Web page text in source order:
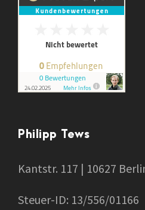
Philipp Tews
Kantstr. 117 | 10627
Steuer-ID: 13/556/01166